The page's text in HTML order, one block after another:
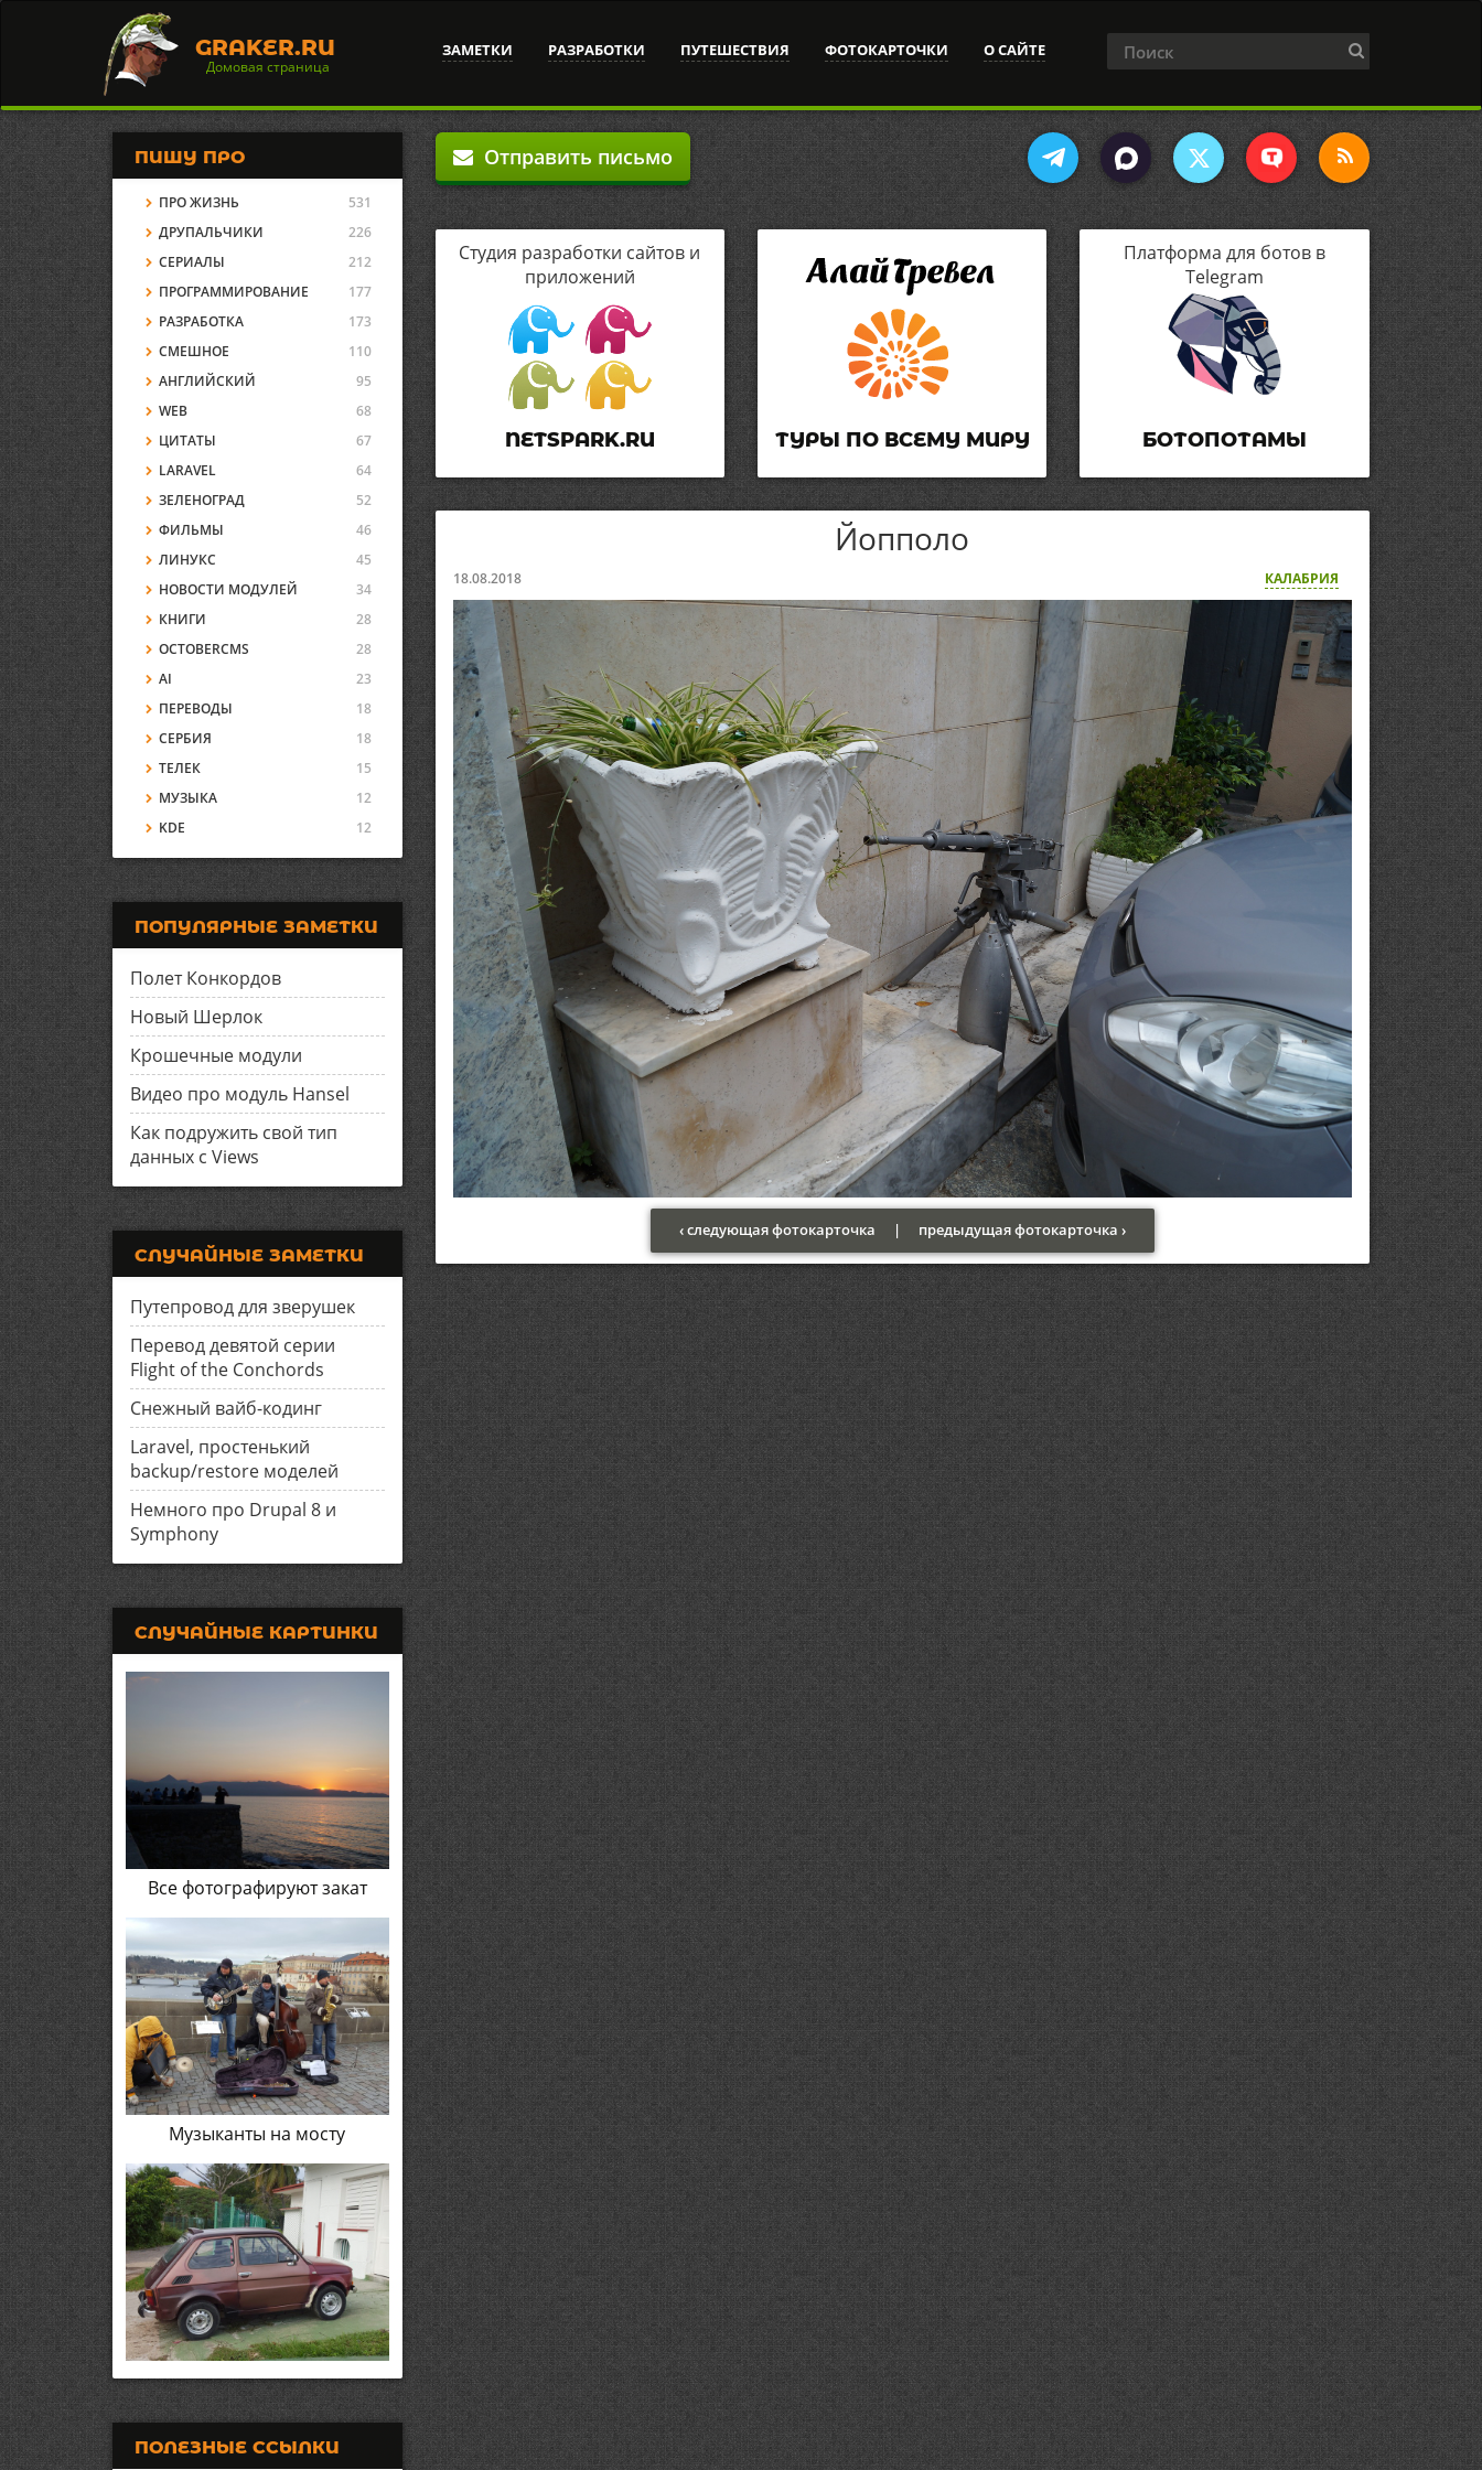
GRAKER.RU
Домовая страница
ЗАМЕТКИ РАЗРАБОТКИ ПУТЕШЕСТВИЯ ФОТОКАРТОЧКИ О САЙТЕ
Отправить письмо
Студия разработки сайтов и
приложений
NETSPARK.RU ТУРЫ ПО ВСЕМУ МИРУ
Платформа для ботов в
Telegram
БОТОПОТАМЫ
Йопполо
18.08.2018 КАЛАБРИЯ
‹ следующая фотокарточка | предыдущая фотокарточка ›
ПИШУ ПРО
ПРО ЖИЗНЬ
531
ДРУПАЛЬЧИКИ
226
СЕРИАЛЫ
212
ПРОГРАММИРОВАНИЕ
177
РАЗРАБОТКА
173
СМЕШНОЕ
110
АНГЛИЙСКИЙ
95
WEB
68
ЦИТАТЫ
67
LARAVEL
64
ЗЕЛЕНОГРАД
52
ФИЛЬМЫ
46
ЛИНУКС
45
НОВОСТИ МОДУЛЕЙ
34
КНИГИ
28
OCTOBERCMS
28
AI
23
ПЕРЕВОДЫ
18
СЕРБИЯ
18
ТЕЛЕК
15
МУЗЫКА
12
KDE
12
ПОПУЛЯРНЫЕ ЗАМЕТКИ
Полет Конкордов
Новый Шерлок
Крошечные модули
Видео про модуль Hansel
Как подружить свой тип
данных с Views
СЛУЧАЙНЫЕ ЗАМЕТКИ
Путепровод для зверушек
Перевод девятой серии
Flight of the Conchords
Снежный вайб-кодинг
Laravel, простенький
backup/restore моделей
Немного про Drupal 8 и
Symphony
СЛУЧАЙНЫЕ КАРТИНКИ
Все фотографируют закат
Музыканты на мосту
ПОЛЕЗНЫЕ ССЫЛКИ